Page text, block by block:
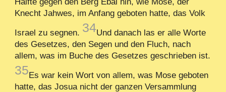
Knecht Jahwes, im Anfang geboten hatte, das Volk
Israel zu segnen. 34Und danach las er alle Worte
des Gesetzes, den Segen und den Fluch, nach
allem, was im Buche des Gesetzes geschrieben ist.
35Es war kein Wort von allem, was Mose geboten
hatte, das Josua nicht der ganzen Versammlung